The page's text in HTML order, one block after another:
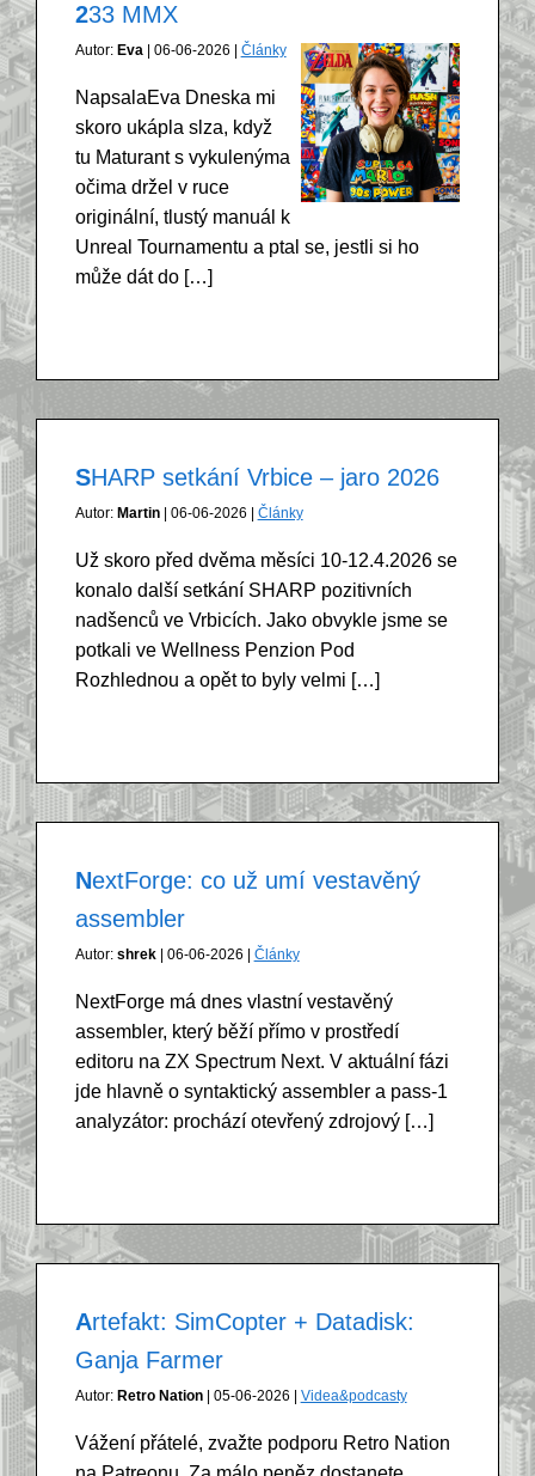
233 MMX
Autor: Eva| 06-06-2026 | Články
NapsalaEva Dneska mi
skoro ukápla slza, když
tu Maturant s vykulenýma
očima držel v ruce
originální, tlustý manuál k
Unreal Tournamentu a ptal se, jestli si ho
může dát do […]
SHARP setkání Vrbice – jaro 2026
Autor: Martin| 06-06-2026 | Články
Už skoro před dvěma měsíci 10-12.4.2026 se
konalo další setkání SHARP pozitivních
nadšenců ve Vrbicích. Jako obvykle jsme se
potkali ve Wellness Penzion Pod
Rozhlednou a opět to byly velmi […]
NextForge: co už umí vestavěný
assembler
Autor: shrek| 06-06-2026 | Články
NextForge má dnes vlastní vestavěný
assembler, který běží přímo v prostředí
editoru na ZX Spectrum Next. V aktuální fázi
jde hlavně o syntaktický assembler a pass-1
analyzátor: prochází otevřený zdrojový […]
Artefakt: SimCopter + Datadisk:
Ganja Farmer
Autor: Retro Nation| 05-06-2026 | Videa&podcasty
Vážení přátelé, zvažte podporu Retro Nation